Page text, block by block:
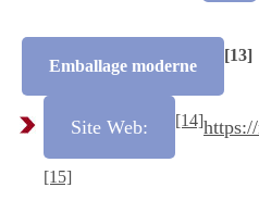
Emballage moderne
[13]
Site Web: [14]
[15]